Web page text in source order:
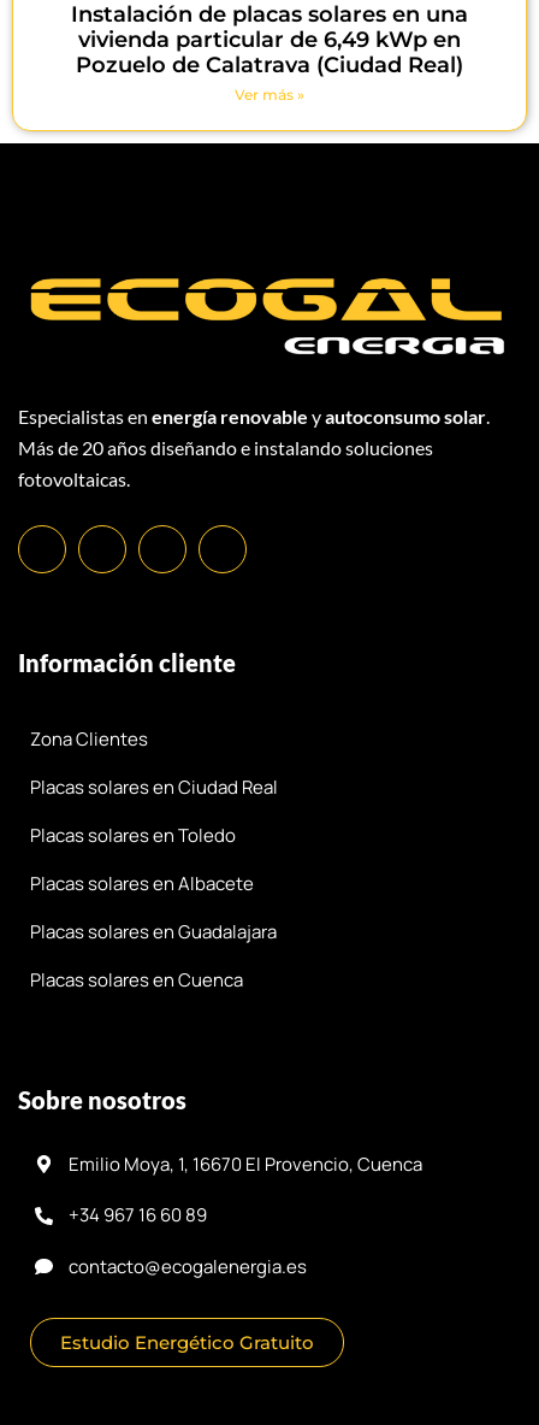
Instalación de placas solares en una
vivienda particular de 6,49 kWp en
Pozuelo de Calatrava (Ciudad Real)
Ver más »
Especialistas en energía renovable yautoconsumo solar
Más de 20 años diseñando e instalando soluciones
fotovoltaicas.
Información cliente
Zona Clientes
Placas solares en Ciudad Real
Placas solares en Toledo
Placas solares en Albacete
Placas solares en Guadalajara
Placas solares en Cuenca
Sobre nosotros
Emilio Moya, 1, 16670 El Provencio, Cuenca
+34 967 16 60 89
contacto@ecogalenergia.es
Estudio Energético Gratuito